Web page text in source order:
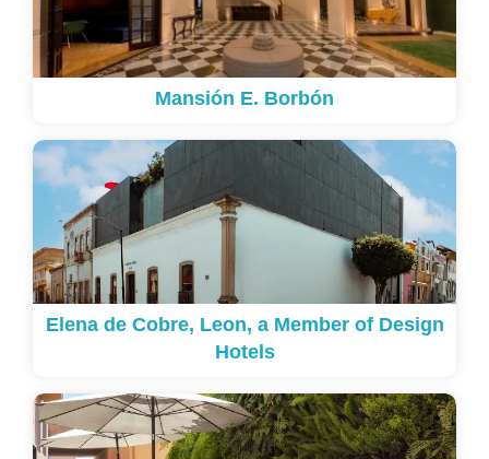
Mansión E. Borbón
Elena de Cobre, Leon, a Member of Design
Hotels